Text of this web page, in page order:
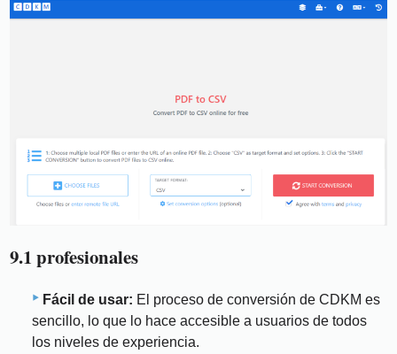
9.1 profesionales
Fácil de usar: El proceso de conversión de CDKM es
sencillo, lo que lo hace accesible a usuarios de todos
los niveles de experiencia.